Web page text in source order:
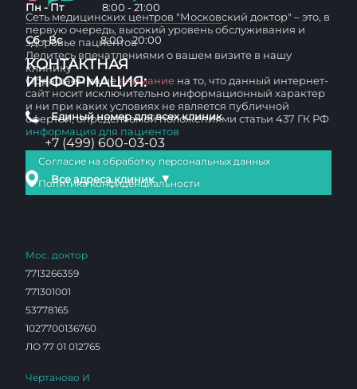
Пн - Пт 8:00 - 21:00
Сб - Вс 8:00 - 20:00
КОНТАКТНАЯ
ИНФОРМАЦИЯ:
Единый номер для всех клиник
+7 (499) 600-03-03
Все адреса клиник ▼
Сеть медицинских центров "Московский доктор" – это, в
первую очередь, высокий уровень обслуживания и
здоровье пациентов
Делитесь впечатлениями о вашем визите в нашу
клинику
Обращаем вашевнимание на то, что данный интернет-
сайт носит исключительно информационный характер
и ни при каких условиях не является публичной
офертой, определяемой положениями статьи 437 ГК РФ
информация для пациентов
Согласие на обработку персональных данных
Политика конфиденциальности
Мос. доктор
7713266359
771301001
53778165
1027700136760
ЛО 77 01 012765
Чертаново И